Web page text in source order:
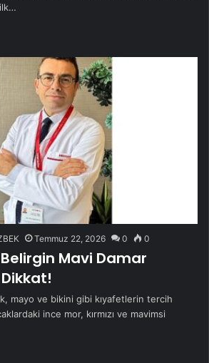
Temmuz 22, 2026 0 0
Mavi Damar
mayo ve bikini gibi kıyafetlerin tercih
ince mor, kırmızı ve mavimsi